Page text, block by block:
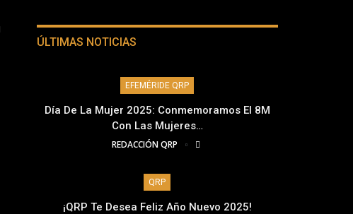
ÚLTIMAS NOTICIAS
EFEMÉRIDE QRP
Día De La Mujer 2025: Conmemoramos El 8M
Con Las Mujeres…
REDACCIÓN QRP
QRP
¡QRP Te Desea Feliz Año Nuevo 2025!